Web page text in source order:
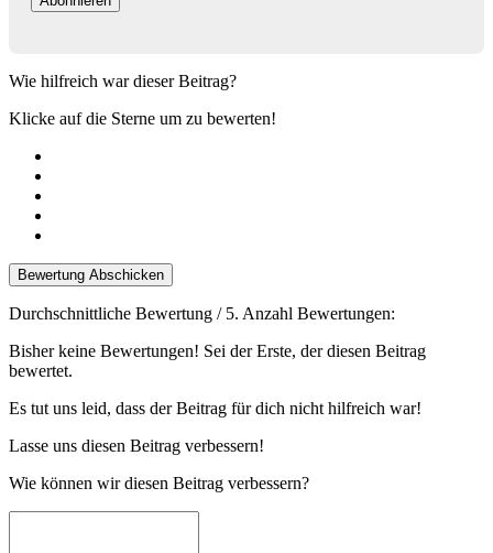
Wie hilfreich war dieser Beitrag?
Klicke auf die Sterne um zu bewerten!
Bewertung Abschicken
Durchschnittliche Bewertung / 5. Anzahl Bewertungen:
Bisher keine Bewertungen! Sei der Erste, der diesen Beitrag
bewertet.
Es tut uns leid, dass der Beitrag für dich nicht hilfreich war!
Lasse uns diesen Beitrag verbessern!
Wie können wir diesen Beitrag verbessern?